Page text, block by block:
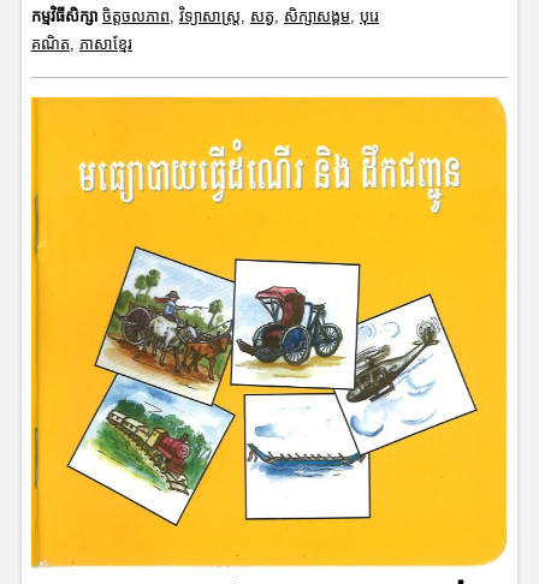
កម្មវិធីសិក្សា ចិត្តចលភាព, វិទ្យាសាស្រ្ត, សត្វ, សិក្សាសង្គម, បុរេ
គណិត, ភាសាខ្មែរ